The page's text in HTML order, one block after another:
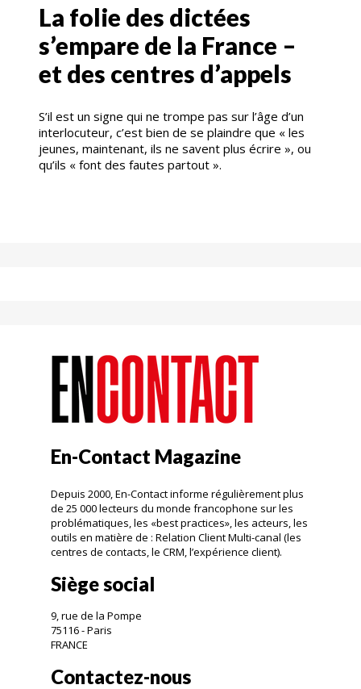
La folie des dictées
s’empare de la France –
et des centres d’appels
S’il est un signe qui ne trompe pas sur l’âge d’un
interlocuteur, c’est bien de se plaindre que « les
jeunes, maintenant, ils ne savent plus écrire », ou
qu’ils « font des fautes partout ».
En-Contact Magazine
Depuis 2000, En-Contact informe régulièrement plus
de 25 000 lecteurs du monde francophone sur les
problématiques, les «best practices», les acteurs, les
outils en matière de : Relation Client Multi-canal (les
centres de contacts, le CRM, l’expérience client).
Siège social
9, rue de la Pompe
75116 - Paris
FRANCE
Contactez-nous